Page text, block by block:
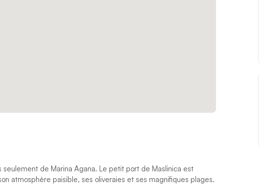
seulement de Marina Agana. Le petit port de Maslinica est
atmosphère paisible, ses oliveraies et ses magnifiques plages.